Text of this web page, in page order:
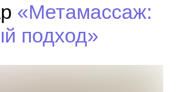
«Метамассаж:
подход»